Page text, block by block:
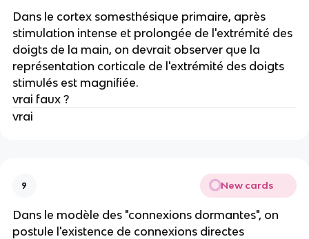
Dans le cortex somesthésique primaire, après
stimulation intense et prolongée de l'extrémité des
doigts de la main, on devrait observer que la
représentation corticale de l'extrémité des doigts
stimulés est magnifiée.
vrai faux ?
vrai
9 New cards
Dans le modèle des "connexions dormantes", on
postule l'existence de connexions directes